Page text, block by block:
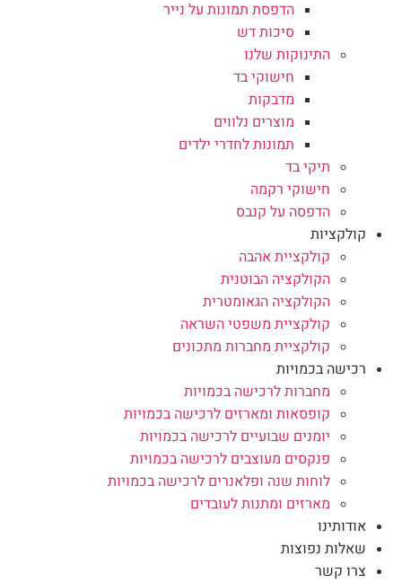
הדפסת תמונות על נייר
סיכות דש
התינוקות שלנו
חישוקי בד
מדבקות
מוצרים נלווים
תמונות לחדרי ילדים
תיקי בד
חישוקי רקמה
הדפסה על קנבס
קולקציות
קולקציית אהבה
הקולקציה הבוטנית
הקולקציה הגאומטרית
קולקציית משפטי השראה
קולקציית מחברות מתכונים
רכישה בכמויות
מחברות לרכישה בכמויות
קופסאות ומארזים לרכישה בכמויות
יומנים שבועיים לרכישה בכמויות
פנקסים מעוצבים לרכישה בכמויות
לוחות שנה ופלאנרים לרכישה בכמויות
מארזים ומתנות לעובדים
אודותינו
שאלות נפוצות
צרו קשר